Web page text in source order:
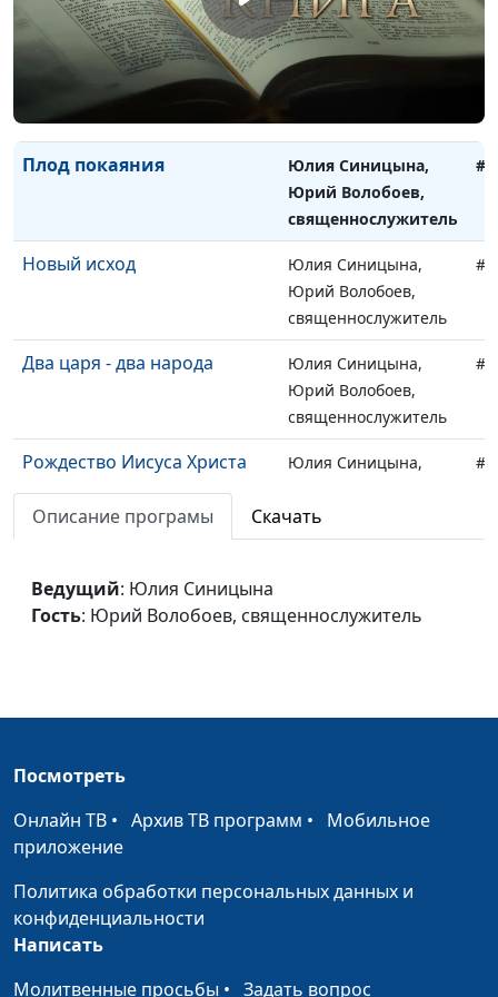
священнослужитель
Крещение Иисуса Христа
Юлия Синицына,
Юрий Волобоев,
священнослужитель
Плод покаяния
Юлия Синицына,
Юрий Волобоев,
священнослужитель
Новый исход
Юлия Синицына,
Юрий Волобоев,
священнослужитель
Два царя - два народа
Юлия Синицына,
Юрий Волобоев,
священнослужитель
Рождество Иисуса Христа
Юлия Синицына,
священнослужитель
священнослужитель
священнослужитель
Пост
Виталий Синикоп,
Молитва
Виталий Синикоп,
Описание програмы Скачать
Ведущий: Юлия Синицына
Гость: Юрий Волобоев, священнослужитель
Посмотреть
Онлайн ТВ • Архив ТВ программ • Мобильное
приложение
Политика обработки персональных данных и
конфиденциальности
Написать
Молитвенные просьбы • Задать вопрос